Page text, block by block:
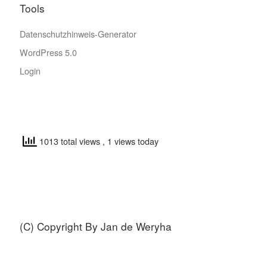
Tools
Datenschutzhinweis-Generator
WordPress 5.0
Login
1013 total views , 1 views today
(C) Copyright By Jan de Weryha